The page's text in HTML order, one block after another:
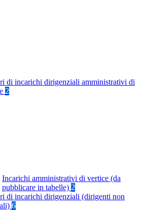
di incarichi dirigenziali amministrativi di
2
Incarichi amministrativi di vertice (da
pubblicare in tabelle) 2
di incarichi dirigenziali (dirigenti non
6